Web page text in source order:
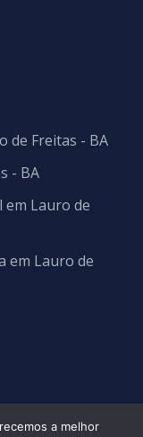
de Freitas - BA
- BA
em Lauro de
em Lauro de
a melhor